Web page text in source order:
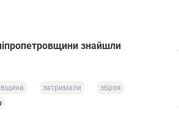
знайшли
затримали
зброя